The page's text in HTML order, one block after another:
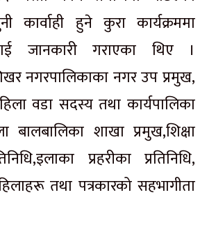
कार्वाही हुने कुरा कार्यक्रममा
जानकारी गराएका थिए ।
नगरपालिकाका नगर उप प्रमुख,
वडा सदस्य तथा कार्यपालिका
बालबालिका शाखा प्रमुख,शिक्षा
प्रहरीका प्रतिनिधि,
तथा पत्रकारको सहभागीता